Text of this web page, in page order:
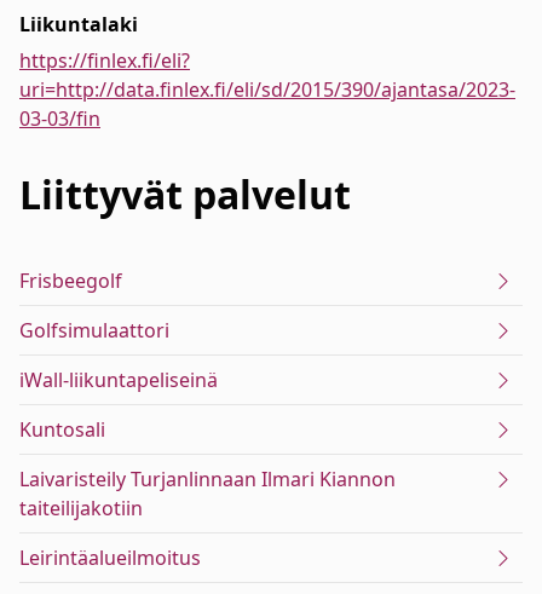
Liikuntalaki
https://finlex.fi/eli?
uri=http://data.finlex.fi/eli/sd/2015/390/ajantasa/2023-
03-03/fin
Liittyvät palvelut
Frisbeegolf
Golfsimulaattori
iWall-liikuntapeliseinä
Kuntosali
Laivaristeily Turjanlinnaan Ilmari Kiannon
taiteilijakotiin
Leirintäalueilmoitus